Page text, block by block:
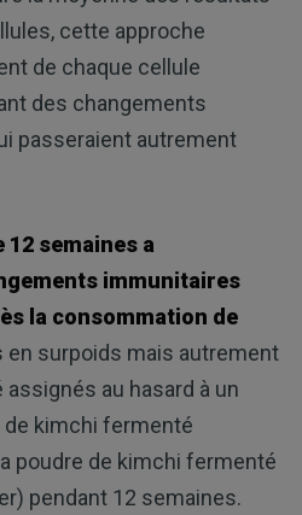
cette approche
de chaque cellule
des changements
passeraient autrement
12 semaines a
immunitaires
la consommation de
en surpoids mais autrement
au hasard à un
de kimchi fermenté
poudre de kimchi fermenté
pendant 12 semaines.